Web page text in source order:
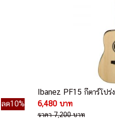
ลด10%
Ibanez PF15 กีตาร์โปร่ง
6,480 บาท
ราคา 7,200 บาท